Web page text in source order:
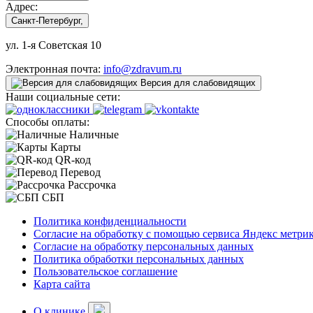
Адрес:
Санкт-Петербург,
ул. 1-я Советская 10
Электронная почта: info@zdravum.ru
Версия для слабовидящих
Наши социальные сети:
Способы оплаты:
Наличные
Карты
QR-код
Перевод
Рассрочка
СБП
Политика конфиденциальности
Согласие на обработку с помощью сервиса Яндекс
Согласие на обработку персональных данных
Политика обработки персональных данных
Пользовательское соглашение
Карта сайта